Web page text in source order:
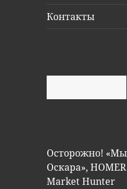
Контакты
Осторожно!
Оскара»,
Market Hunter